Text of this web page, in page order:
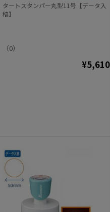
タートスタンパー丸型11号【データ入
稿】
（0）
¥5,610